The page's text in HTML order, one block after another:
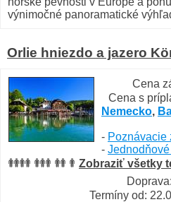
výnimočné panoramatické
Orlie hniezdo a jazero
Cena
Cena s
Nemecko,
- Poznávacie
-
Zobraziť všetky
Doprava:
Termíny od: